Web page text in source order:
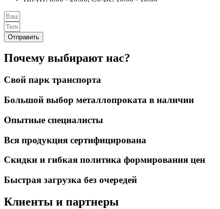
Отправить
Почему выбирают нас?
Свой парк транспорта
Большой выбор металлопроката в наличии
Опытные специалисты
Вся продукция сертифицирована
Скидки и гибкая политика формирования цен
Быстрая загрузка без очередей
Клиенты и партнеры